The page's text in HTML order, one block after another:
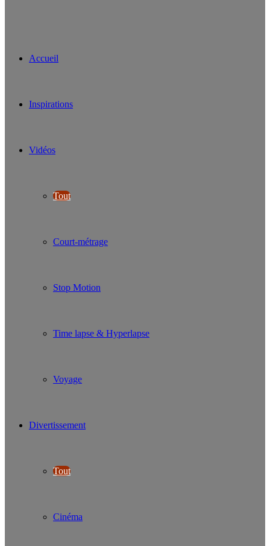
Accueil
Inspirations
Vidéos
Tout
Court-métrage
Stop Motion
Time lapse & Hyperlapse
Voyage
Divertissement
Tout
Cinéma